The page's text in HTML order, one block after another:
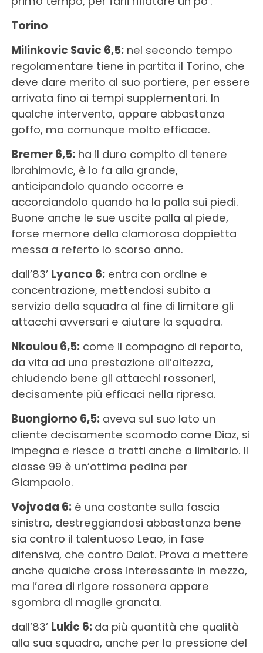
Torino
Milinkovic Savic 6,5:nel secondo tempo
regolamentare tiene in partita il Torino, che
deve dare merito al suo portiere, per essere
arrivata fino ai tempi supplementari. In
qualche intervento, appare abbastanza
goffo, ma comunque molto efficace.
Bremer 6,5:ha il duro compito di tenere
Ibrahimovic, è lo fa alla grande,
anticipandolo quando occorre e
accorciandolo quando ha la palla sui piedi.
Buone anche le sue uscite palla al piede,
forse memore della clamorosa doppietta
messa a referto lo scorso anno.
dall’83’ Lyanco 6:entra con ordine e
concentrazione, mettendosi subito a
servizio della squadra al fine di limitare gli
attacchi avversari e aiutare la squadra.
Nkoulou 6,5:come il compagno di reparto,
da vita ad una prestazione all’altezza,
chiudendo bene gli attacchi rossoneri,
decisamente più efficaci nella ripresa.
Buongiorno 6,5:aveva sul suo lato un
cliente decisamente scomodo come Diaz, si
impegna e riesce a tratti anche a limitarlo. Il
classe 99 è un’ottima pedina per
Giampaolo.
Vojvoda 6:è una costante sulla fascia
sinistra, destreggiandosi abbastanza bene
sia contro il talentuoso Leao, in fase
difensiva, che contro Dalot. Prova a mettere
anche qualche cross interessante in mezzo,
ma l’area di rigore rossonera appare
sgombra di maglie granata.
dall’83’ Lukic 6: da più quantità che qualità
alla sua squadra, anche per la pressione del